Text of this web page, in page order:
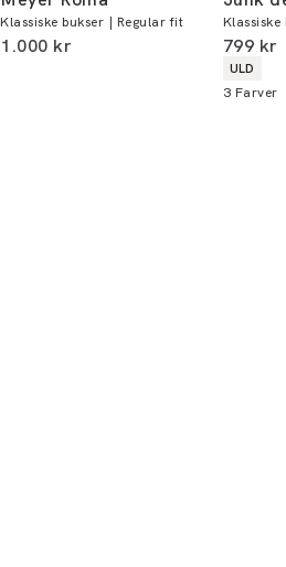
Du kan indløse din bonus
alle butikker og online.
Klassiske bukser | Regular fit
I alt (inkl. rabat)
1.000 kr I alt
799 kr
ULD
3 Farver